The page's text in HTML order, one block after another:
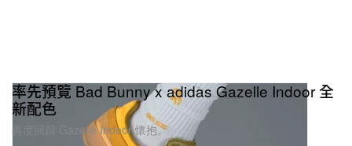
率先預覽 Bad Bunny x adidas Gazelle Indoor 全
新配色
再度回歸 Gazelle Indoor 懷抱。